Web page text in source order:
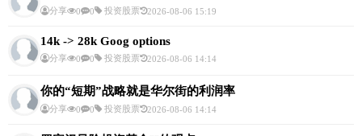
分享 0 0 投资股票 2026-08-06 15:19
14k -> 28k Goog options
分享 0 0 投资股票 2026-08-06 14:14
你的“短期”战略就是华尔街的利润率
分享 0 0 投资股票 2026-08-06 14:14